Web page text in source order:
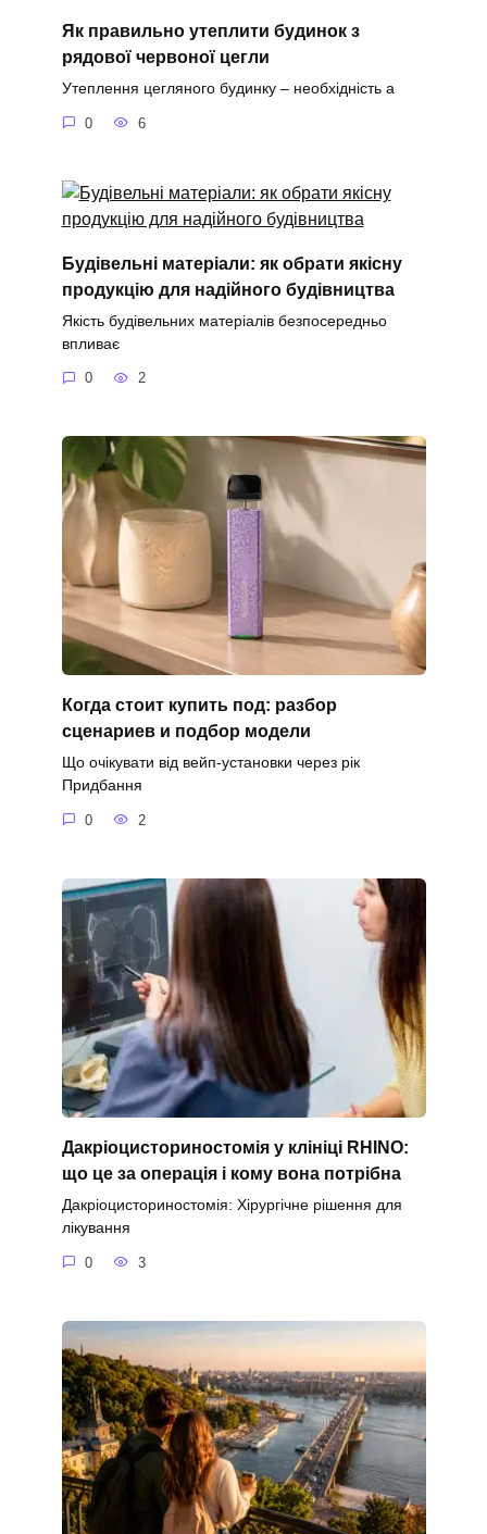
Як правильно утеплити будинок з
рядової червоної цегли
Утеплення цегляного будинку – необхідність а
0 6
Будівельні матеріали: як обрати якісну
продукцію для надійного будівництва
Якість будівельних матеріалів безпосередньо
впливає
0 2
Когда стоит купить под: разбор
сценариев и подбор модели
Що очікувати від вейп-установки через рік
Придбання
0 2
Дакріоцисториностомія у клініці RHINO:
що це за операція і кому вона потрібна
Дакріоцисториностомія: Хірургічне рішення для
лікування
0 3